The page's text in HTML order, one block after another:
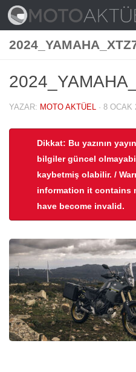
Skip to content
YAZAR: MOTO AKTÜEL · 8 OCAK
Dikkat: Bu yazının
bilgiler güncel
kaybetmiş olabilir. /
information it contains
have become invalid.